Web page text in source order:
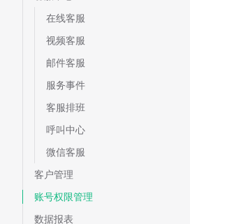
在线客服
视频客服
邮件客服
服务事件
客服排班
呼叫中心
微信客服
客户管理
账号权限管理
数据报表